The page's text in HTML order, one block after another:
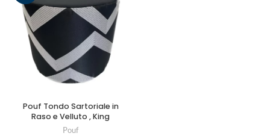
Pouf Tondo Sartoriale in
Raso e Velluto , King
Pouf